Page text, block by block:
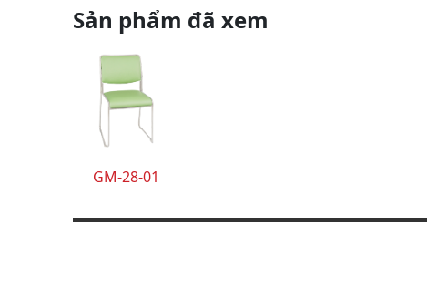
Sản phẩm đã xem
GM-28-01